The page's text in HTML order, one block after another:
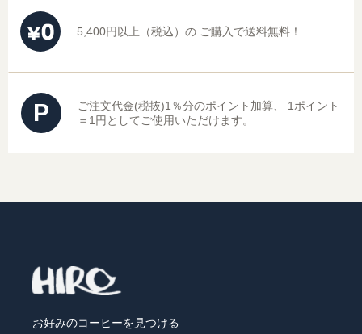
5,400円以上（税込）の ご購入で送料無料！
P ご注文代金(税抜)1％分のポイント加算、
1ポイント
＝1円としてご使用いただけます。
お好みのコーヒーを見つける